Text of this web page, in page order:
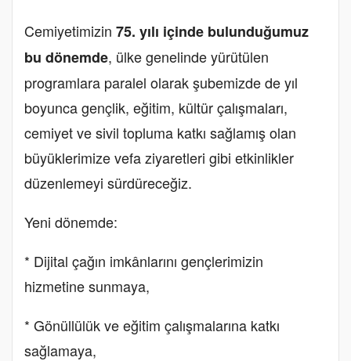
Cemiyetimizin 75. yılı içinde bulunduğumuz
bu dönemde, ülke genelinde yürütülen
programlara paralel olarak şubemizde de yıl
boyunca gençlik, eğitim, kültür çalışmaları,
cemiyet ve sivil topluma katkı sağlamış olan
büyüklerimize vefa ziyaretleri gibi etkinlikler
düzenlemeyi sürdüreceğiz.
Yeni dönemde:
* Dijital çağın imkânlarını gençlerimizin
hizmetine sunmaya,
* Gönüllülük ve eğitim çalışmalarına katkı
sağlamaya,